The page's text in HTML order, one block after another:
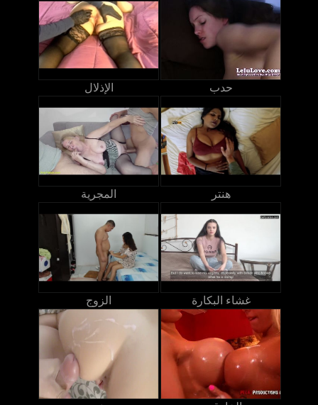
الإذلال حدب
المجرية هنتر
الزوج غشاء البكارة